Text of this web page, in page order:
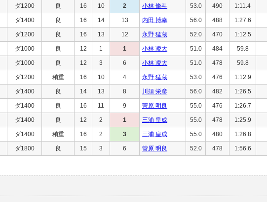
ダ1200 良 16 10 2 小林 脩斗 53.0 490 1:11.4
ダ1400 良 16 14 13 内田 博幸 56.0 488 1:27.6
ダ1200 良 16 13 12 永野 猛蔵 52.0 470 1:12.5
ダ1000 良 12 1 1 小林 凌大 51.0 484 59.8
ダ1000 良 12 3 6 小林 凌大 51.0 478 59.8
ダ1200 稍重 16 10 4 永野 猛蔵 53.0 476 1:12.9
ダ1400 良 14 13 8 川須 栄彦 56.0 482 1:26.5
ダ1400 良 16 11 9 菅原 明良 55.0 476 1:26.7
ダ1400 良 12 2 1 三浦 皇成 55.0 478 1:25.9
ダ1400 稍重 16 2 3 三浦 皇成 55.0 480 1:26.8
ダ1800 良 15 3 6 菅原 明良 52.0 478 1:56.6